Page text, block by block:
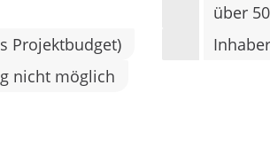
über
Projektbudget)
nicht möglich